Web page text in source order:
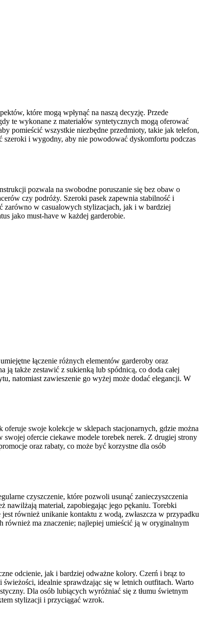
które mogą wpłynąć na naszą decyzję. Przede
te wykonane z materiałów syntetycznych mogą oferować
pomieścić wszystkie niezbędne przedmioty, takie jak telefon,
szeroki i wygodny, aby nie powodować dyskomfortu podczas
pozwala na swobodne poruszanie się bez obaw o
czy podróży. Szeroki pasek zapewnia stabilność i
zarówno w casualowych stylizacjach, jak i w bardziej
jako must-have w każdej garderobie.
łączenie różnych elementów garderoby oraz
także zestawić z sukienką lub spódnicą, co doda całej
natomiast zawieszenie go wyżej może dodać elegancji. W
swoje kolekcje w sklepach stacjonarnych, gdzie można
ofercie ciekawe modele torebek nerek. Z drugiej strony
oraz rabaty, co może być korzystne dla osób
czyszczenie, które pozwoli usunąć zanieczyszczenia
materiał, zapobiegając jego pękaniu. Torebki
również unikanie kontaktu z wodą, zwłaszcza w przypadku
ma znaczenie; najlepiej umieścić ją w oryginalnym
odcienie, jak i bardziej odważne kolory. Czerń i brąz to
idealnie sprawdzając się w letnich outfitach. Warto
Dla osób lubiących wyróżniać się z tłumu świetnym
stylizacji i przyciągać wzrok.